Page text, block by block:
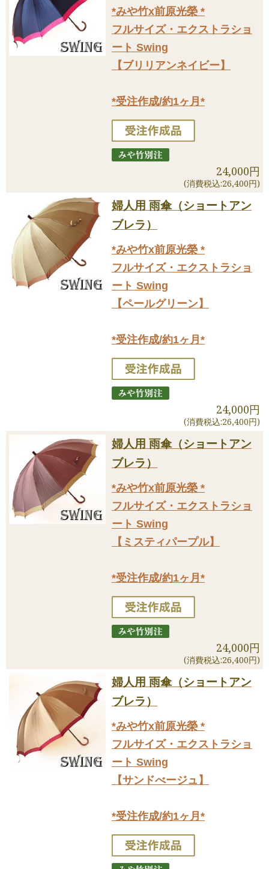
*みや竹x前原光榮 *
フルサイズ・エクストラショ
ート Swing
【ブリリアンネイビー】
*受注作成/約1ヶ月*
24,000円
(消費税込:26,400円)
婦人用 雨傘（ショートアン
ブレラ）
*みや竹x前原光榮 *
フルサイズ・エクストラショ
ート Swing
【ペールグリーン】
*受注作成/約1ヶ月*
24,000円
(消費税込:26,400円)
婦人用 雨傘（ショートアン
ブレラ）
*みや竹x前原光榮 *
フルサイズ・エクストラショ
ート Swing
【ミスティパープル】
*受注作成/約1ヶ月*
24,000円
(消費税込:26,400円)
婦人用 雨傘（ショートアン
ブレラ）
*みや竹x前原光榮 *
フルサイズ・エクストラショ
ート Swing
【サンドべージュ】
*受注作成/約1ヶ月*